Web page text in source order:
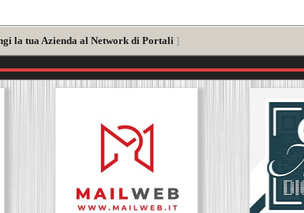
la tua Azienda al Network di Portali ]